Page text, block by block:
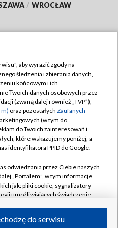
/ WROCŁAW
TVP
zgody
aby wyrazić zgody na
śledzenia i zbierania danych,
końcowym i ich
Twoich danych osobowych przez
(zwaną dalej również „TVP”),
oraz pozostałych Zaufanych
(w tym do
do Twoich zainteresowań i
które wskazujemy poniżej, a
identyfikatora PPID do Google.
odwiedzania przez Ciebie naszych
„Portalem”, w tym informacje
jak: pliki cookie, sygnalizatory
umożliwiających świadczenie
do serwisu